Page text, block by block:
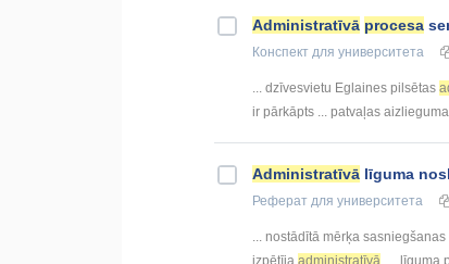
Administratīvā procesa
Конспект для университета
... dzīvesvietu Eglaines pilsētas
ir pārkāpts ... patvaļas aizlieguma
Administratīvā līguma
Реферат для университета
... nostādītā mērķa sasniegšanas
izpētīja administratīvā līguma